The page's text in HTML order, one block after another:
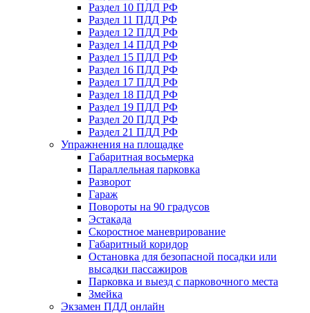
Раздел 10 ПДД РФ
Раздел 11 ПДД РФ
Раздел 12 ПДД РФ
Раздел 14 ПДД РФ
Раздел 15 ПДД РФ
Раздел 16 ПДД РФ
Раздел 17 ПДД РФ
Раздел 18 ПДД РФ
Раздел 19 ПДД РФ
Раздел 20 ПДД РФ
Раздел 21 ПДД РФ
Упражнения на площадке
Габаритная восьмерка
Параллельная парковка
Разворот
Гараж
Повороты на 90 градусов
Эстакада
Скоростное маневрирование
Габаритный коридор
Остановка для безопасной посадки или
высадки пассажиров
Парковка и выезд с парковочного места
Змейка
Экзамен ПДД онлайн